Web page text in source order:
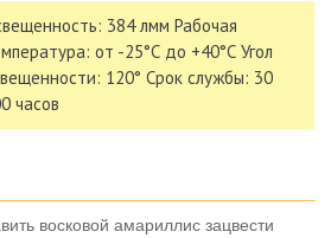
384 лмм Рабочая
от -25°С до +40°С Угол
120° Срок службы: 30
часов
восковой амариллис зацвести